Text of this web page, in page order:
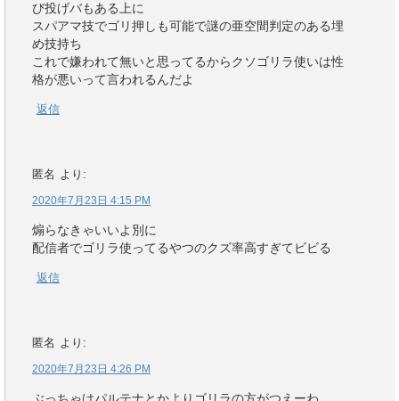
び投げバもある上に
スパアマ技でゴリ押しも可能で謎の亜空間判定のある埋
め技持ち
これで嫌われて無いと思ってるからクソゴリラ使いは性
格が悪いって言われるんだよ
返信
匿名 より:
2020年7月23日 4:15 PM
煽らなきゃいいよ別に
配信者でゴリラ使ってるやつのクズ率高すぎてビビる
返信
匿名 より:
2020年7月23日 4:26 PM